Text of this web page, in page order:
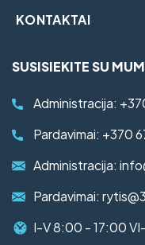
KONTAKTAI
SUSISIEKITE SU
Administracija:
Pardavimai: +370
Administracija:
Pardavimai:
I-V 8:00 - 17:00